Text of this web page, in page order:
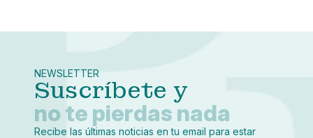
Copiar enlace
NEWSLETTER
Suscríbete y
no te pierdas nada
Recibe las últimas noticias en tu email para estar